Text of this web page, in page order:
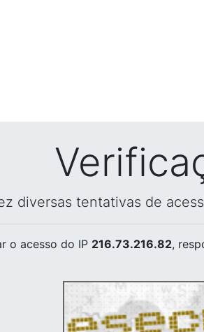
diversas tentativas de
o acesso do IP 216.73.216.82,